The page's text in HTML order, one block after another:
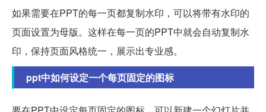
如果需要在PPT的每一页都复制水印，可以将带有水印的
页面设置为母版。这样在每一页的PPT中就会自动复制水
印，保持页面风格统一，展示出专业感。
ppt中如何设定一个每页固定的图标